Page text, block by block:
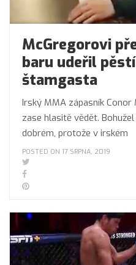
McGregorovi
baru udeřil
štamgasta
Irský MMA zápasník
zase hlasitě vědět.
dobrém, protože v irském
POSTED ON 17 SRPNA, 2019